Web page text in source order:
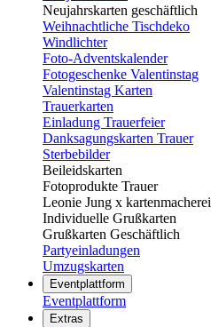
Neujahrskarten geschäftlich
Weihnachtliche Tischdeko
Windlichter
Foto-Adventskalender
Fotogeschenke Valentinstag
Valentinstag Karten
Trauerkarten
Einladung Trauerfeier
Danksagungskarten Trauer
Sterbebilder
Beileidskarten
Fotoprodukte Trauer
Leonie Jung x kartenmacherei
Individuelle Grußkarten
Grußkarten Geschäftlich
Partyeinladungen
Umzugskarten
Eventplattform
Eventplattform
Extras